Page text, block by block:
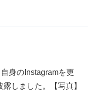
身のInstagramを更
しました。【写真】